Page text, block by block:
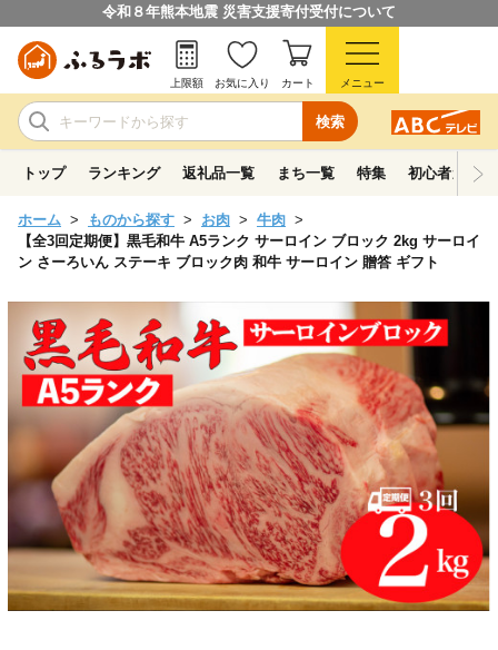
令和８年熊本地震 災害支援寄付受付について
検索
上限額 お気に入り カート メニュー
トップ ランキング 返礼品一覧 まち一覧 特集 初心者ガイド
ホーム ものから探す お肉
牛肉
【全3回定期便】黒毛和牛 A5ランク サーロイン ブロック 2kg サーロイ
ン さーろいん ステーキ ブロック肉 和牛 サーロイン 贈答 ギフト